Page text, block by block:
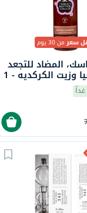
سعرمن 30 يوم
المضاد للتجعد
بزبدة الشيا وزيت الكركديه - 1
غداً